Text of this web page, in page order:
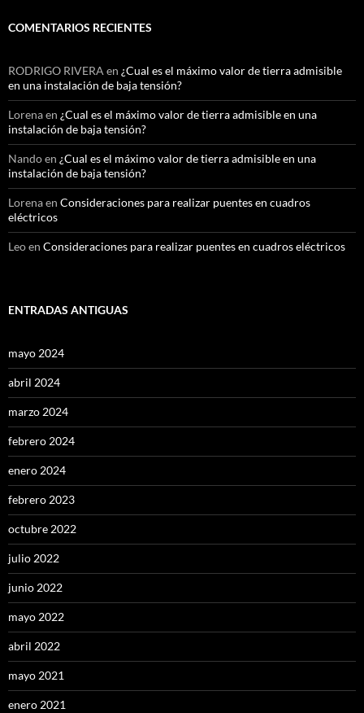
COMENTARIOS RECIENTES
RODRIGO RIVERA en ¿Cual es el máximo valor de tierra admisible
en una instalación de baja tensión?
Lorenaen ¿Cual es el máximo valor de tierra admisible en una
instalación de baja tensión?
Nandoen ¿Cual es el máximo valor de tierra admisible en una
instalación de baja tensión?
Lorenaen Consideraciones para realizar puentes en cuadros
eléctricos
Leoen Consideraciones para realizar puentes en cuadros eléctricos
ENTRADAS ANTIGUAS
mayo 2024
abril 2024
marzo 2024
febrero 2024
enero 2024
febrero 2023
octubre 2022
julio 2022
junio 2022
mayo 2022
abril 2022
mayo 2021
enero 2021